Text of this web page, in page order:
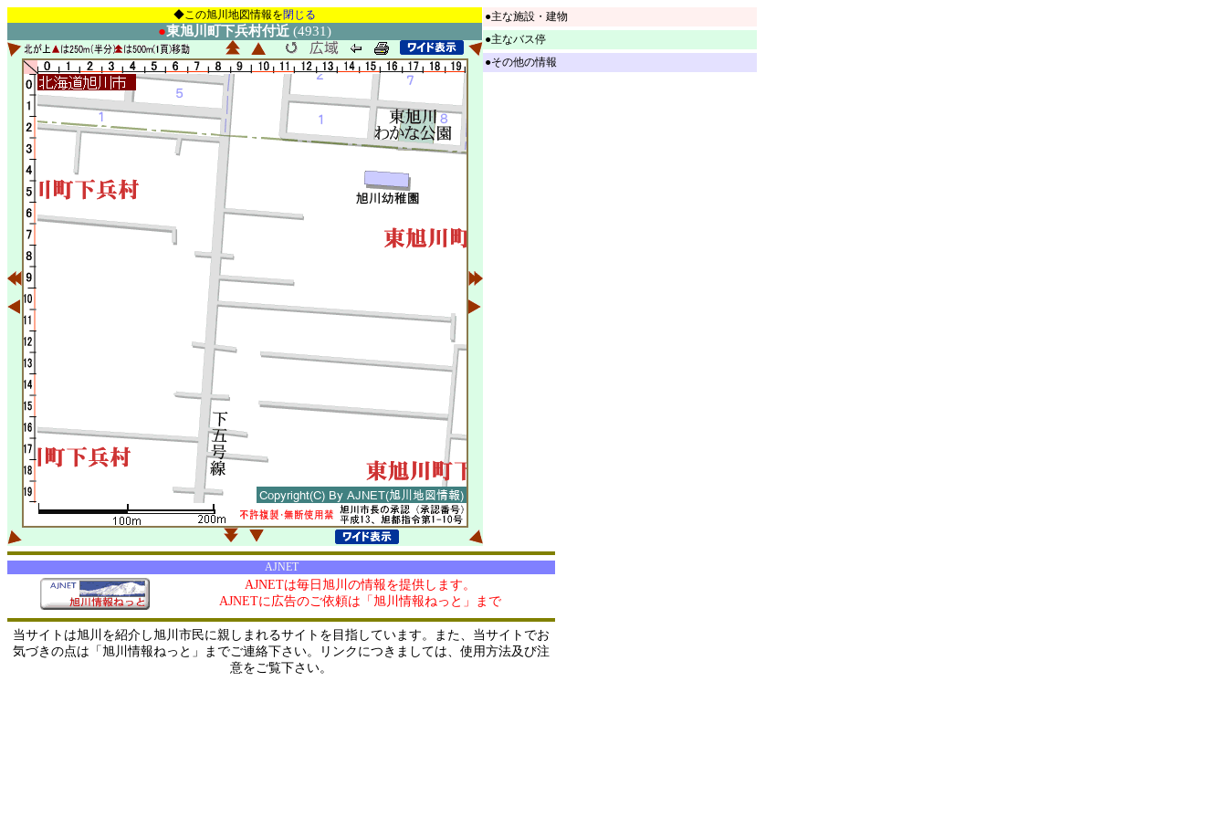
◆この旭川地図情報を閉じる
●東旭川町下兵村付近 (4931)
●主な施設・建物
●主なバス停
●その他の情報
AJNET
AJNETは毎日旭川の情報を提供します。
AJNETに広告のご依頼は「旭川情報ねっと」まで
当サイトは旭川を紹介し旭川市民に親しまれるサイトを目指しています。また、当サイトでお
気づきの点は「旭川情報ねっと」までご連絡下さい。リンクにつきましては、使用方法及び注
意をご覧下さい。